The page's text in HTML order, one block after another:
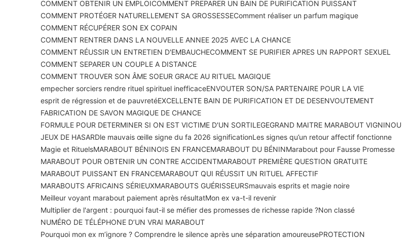
COMMENT OBTENIR UN EMPLOICOMMENT PREPARER UN BAIN DE PURIFICATION PUISSANT
COMMENT PROTÉGER NATURELLEMENT SA GROSSESSEComment réaliser un parfum magique
COMMENT RÉCUPÉRER SON EX COPAIN
COMMENT RENTRER DANS LA NOUVELLE ANNEE 2025 AVEC LA CHANCE
COMMENT RÉUSSIR UN ENTRETIEN D'EMBAUCHECOMMENT SE PURIFIER APRES UN RAPPORT SEXUEL
COMMENT SEPARER UN COUPLE A DISTANCE
COMMENT TROUVER SON ÂME SOEUR GRACE AU RITUEL MAGIQUE
empecher sorciers rendre rituel spirituel inefficaceENVOUTER SON/SA PARTENAIRE POUR LA VIE
esprit de régression et de pauvretéEXCELLENTE BAIN DE PURIFICATION ET DE DESENVOUTEMENT
FABRICATION DE SAVON MAGIQUE DE CHANCE
FORMULE POUR DETERMINER SI ON EST VICTIME D'UN SORTILEGEGRAND MAITRE MARABOUT VIGNINOU
JEUX DE HASARDle mauvais œille signe du fa 2026 significationLes signes qu’un retour affectif fonctionne
Magie et RituelsMARABOUT BÉNINOIS EN FRANCEMARABOUT DU BÉNINMarabout pour Fausse Promesse
MARABOUT POUR OBTENIR UN CONTRE ACCIDENTMARABOUT PREMIÈRE QUESTION GRATUITE
MARABOUT PUISSANT EN FRANCEMARABOUT QUI RÉUSSIT UN RITUEL AFFECTIF
MARABOUTS AFRICAINS SÉRIEUXMARABOUTS GUÉRISSEURSmauvais esprits et magie noire
Meilleur voyant marabout paiement après résultatMon ex va-t-il revenir
Multiplier de l'argent : pourquoi faut-il se méfier des promesses de richesse rapide ?Non classé
NUMÉRO DE TÉLÉPHONE D’UN VRAI MARABOUT
Pourquoi mon ex m’ignore ? Comprendre le silence après une séparation amoureusePROTECTION